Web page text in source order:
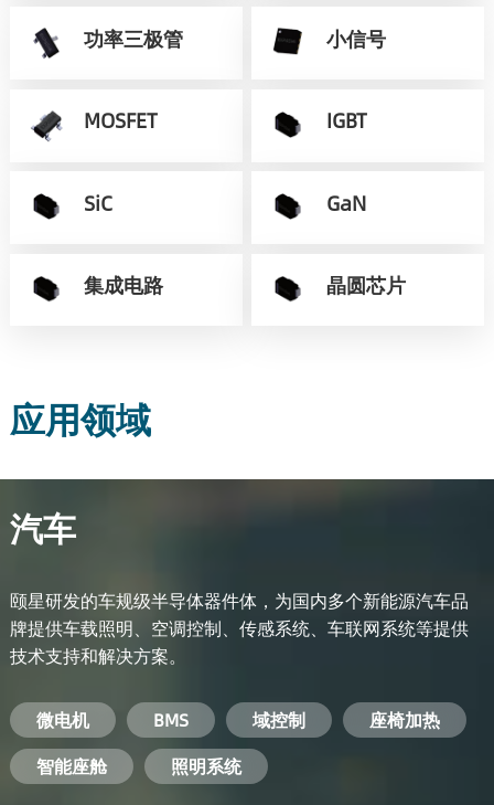
功率三极管 小信号
MOSFET IGBT
SiC GaN
集成电路 晶圆芯片
应用领域
汽车
颐星研发的车规级半导体器件体，为国内多个新能源汽车品
牌提供车载照明、空调控制、传感系统、车联网系统等提供
技术支持和解决方案。
微电机 BMS 域控制
座椅加热
智能座舱
照明系统
电池管理系统
储能逆变器
工业电焊机 变频器
电机驱动
安防摄像头
开关电源 手机充电器
服务器电源
PC电源
电脑 手机 基站 机顶盒
智能农业 智能医疗
智能交通
智能家居